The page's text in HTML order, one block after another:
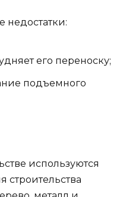
недостатки:
его переноску;
подъемного
используются
строительства